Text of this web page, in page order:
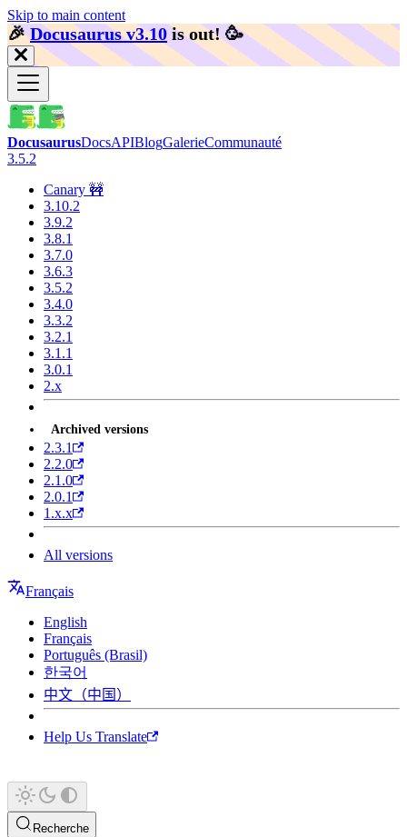
Skip to main content
🎉️Docusaurus v3.10 is out! 🥳️
DocusaurusDocsAPIBlogGalerieCommunauté
3.5.2
Canary 🚧
3.10.2
3.9.2
3.8.1
3.7.0
3.6.3
3.5.2
3.4.0
3.3.2
3.2.1
3.1.1
3.0.1
2.x
Archived versions
2.3.1
2.2.0
2.1.0
2.0.1
1.x.x
All versions
Français
English
Français
Português (Brasil)
한국어
中文（中国）
Help Us Translate
Recherche